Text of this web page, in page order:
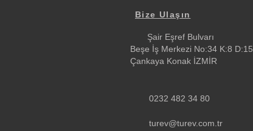
Bize Ulaşın
Şair Eşref Bulvarı
Beşe İş Merkezi No:34 K:8 D:15
Çankaya Konak İZMİR
0232 482 34 80
turev@turev.com.tr